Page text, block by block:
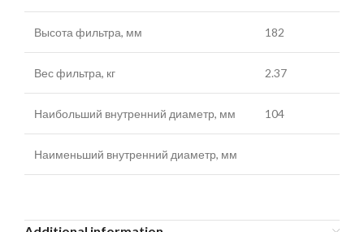
Высота фильтра, мм 182
Вес фильтра, кг 2.37
Наибольший внутренний диаметр, мм 104
Наименьший внутренний диаметр, мм